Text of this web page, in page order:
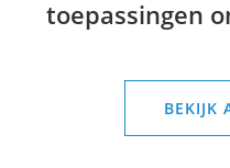
toepassingen
BEKIJK